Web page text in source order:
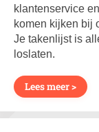
klantenservice
komen kijken bij
Je takenlijst is
loslaten.
Lees meer >